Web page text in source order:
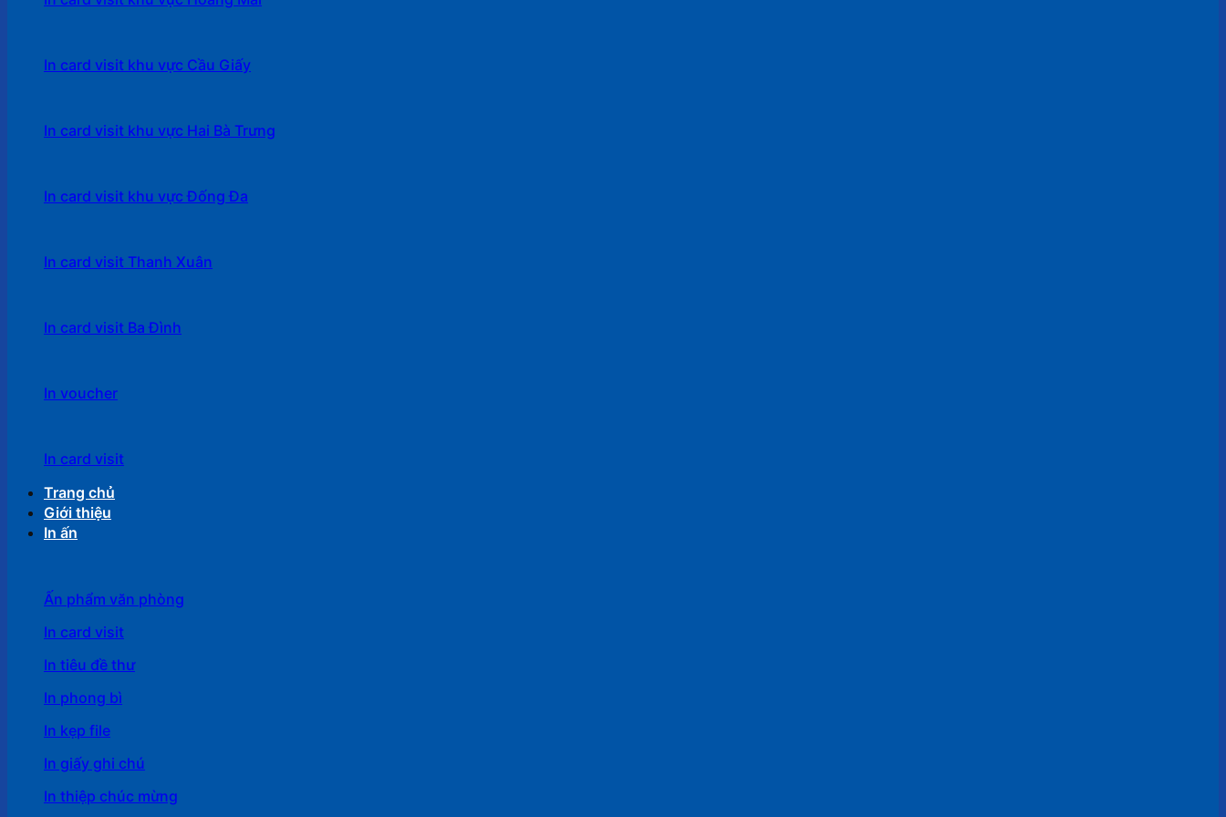
In card visit khu vực Cầu Giấy
In card visit khu vực Hai Bà Trưng
In card visit khu vực Đống Đa
In card visit Thanh Xuân
In card visit Ba Đình
In voucher
In card visit
Trang chủ
Giới thiệu
In ấn
Ấn phẩm văn phòng
In card visit
In tiêu đề thư
In phong bì
In kẹp file
In giấy ghi chú
In thiệp chúc mừng